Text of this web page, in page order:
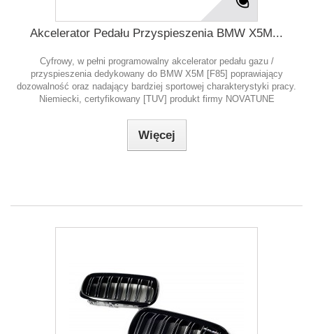
Akcelerator Pedału Przyspieszenia BMW X5M...
Cyfrowy, w pełni programowalny akcelerator pedału gazu /
przyspieszenia dedykowany do BMW X5M [F85] poprawiający
dozowalność oraz nadający bardziej sportowej charakterystyki pracy.
Niemiecki, certyfikowany [TUV] produkt firmy NOVATUNE
Więcej